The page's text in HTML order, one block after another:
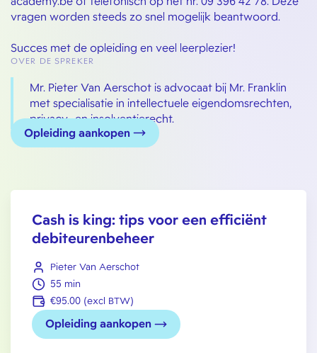
vragen worden steeds zo snel mogelijk beantwoord.
Succes met de opleiding en veel leerplezier!
OVER DE SPREKER
Mr. Pieter Van Aerschot is advocaat bij Mr. Franklin
met specialisatie in intellectuele eigendomsrechten,
privacy- en insolventierecht.
Opleiding aankopen
Cash is king: tips voor een efficiënt
debiteurenbeheer
Pieter Van Aerschot
55 min
€95.00 (excl BTW)
Opleiding aankopen